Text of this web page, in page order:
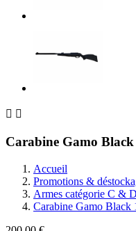
 
Carabine Gamo
Accueil
Promotions &
Armes catégorie C & D
Carabine Gamo